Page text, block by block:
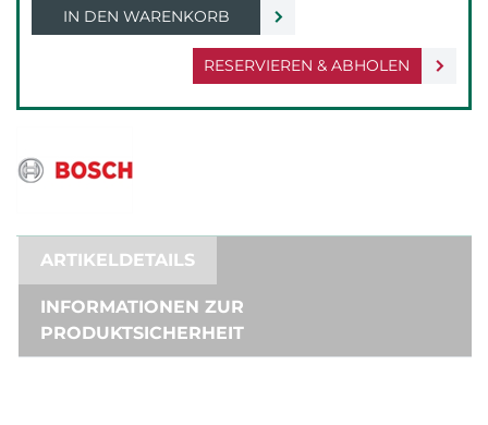
RESERVIEREN & ABHOLEN
IN DEN WARENKORB
ARTIKELDETAILS
INFORMATIONEN ZUR
PRODUKTSICHERHEIT